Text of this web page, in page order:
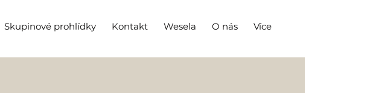
Skupinové prohlídky Kontakt Wesela O nás Více